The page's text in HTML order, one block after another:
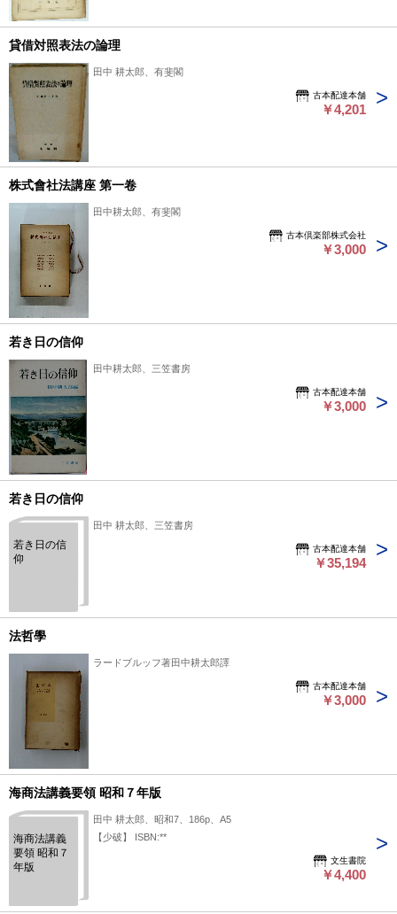
貸借対照表法の論理
田中 耕太郎、有斐閣
古本配達本舗
￥4,201
株式會社法講座 第一卷
田中耕太郎、有斐閣
古本倶楽部株式会社
￥3,000
若き日の信仰
田中耕太郎、三笠書房
古本配達本舗
￥3,000
若き日の信仰
若き日の信
仰
田中 耕太郎、三笠書房
古本配達本舗
￥35,194
法哲學
ラードブルッフ著田中耕太郎譯
古本配達本舗
￥3,000
海商法講義要領 昭和７年版
海商法講義
要領 昭和７
年版
田中 耕太郎、昭和7、186p、A5
【少破】 ISBN:**
文生書院
￥4,400